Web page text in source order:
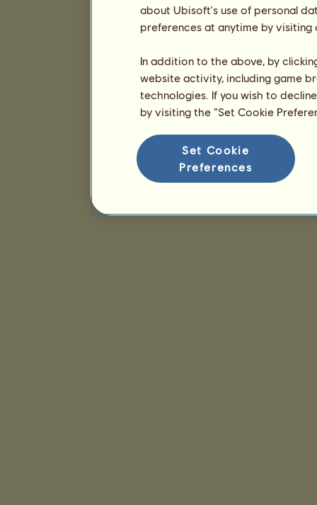
about Ubisoft's use of personal
preferences at anytime by
In addition to the above, by
website activity, including game
technologies. If you wish to
by visiting the “Set Cookie
Set Cookie
Preferences